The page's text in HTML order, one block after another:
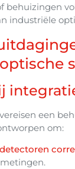
behuizingen
industriële
een
om: